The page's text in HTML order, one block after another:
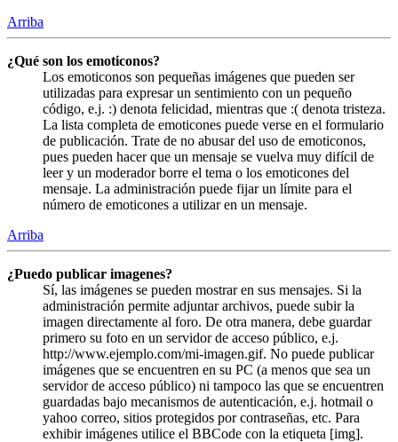
Arriba
¿Qué son los emoticonos?
Los emoticonos son pequeñas imágenes que pueden ser
utilizadas para expresar un sentimiento con un pequeño
código, e.j. :) denota felicidad, mientras que :( denota tristeza.
La lista completa de emoticones puede verse en el formulario
de publicación. Trate de no abusar del uso de emoticonos,
pues pueden hacer que un mensaje se vuelva muy difícil de
leer y un moderador borre el tema o los emoticones del
mensaje. La administración puede fijar un límite para el
número de emoticones a utilizar en un mensaje.
Arriba
¿Puedo publicar imagenes?
Sí, las imágenes se pueden mostrar en sus mensajes. Si la
administración permite adjuntar archivos, puede subir la
imagen directamente al foro. De otra manera, debe guardar
primero su foto en un servidor de acceso público, e.j.
http://www.ejemplo.com/mi-imagen.gif. No puede publicar
imágenes que se encuentren en su PC (a menos que sea un
servidor de acceso público) ni tampoco las que se encuentren
guardadas bajo mecanismos de autenticación, e.j. hotmail o
yahoo correo, sitios protegidos por contraseñas, etc. Para
exhibir imágenes utilice el BBCode con la etiqueta [img].